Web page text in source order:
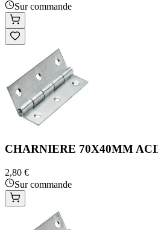
Sur commande
CHARNIERE 70X40MM
2,80 €
Sur commande